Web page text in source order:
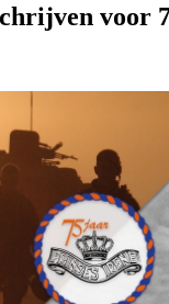
voor